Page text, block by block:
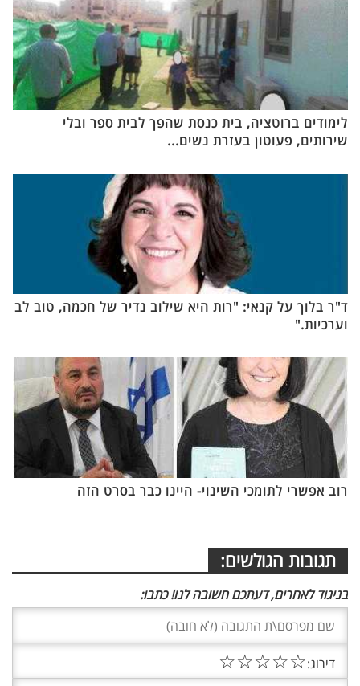
לימודים ברוטציה, בית כנסת שהפך לבית ספר ובלי
שירותים, פעוטון בעזרת נשים...
ד"ר בלוך על קנאי: "רות היא שילוב נדיר של חכמה, טוב לב
וערכיות."
רוב אפשרי לתומכי השינוי- היינו כבר בסרט הזה
תגובות הגולשים:
בניגוד לאחרים, דעתכם חשובה לנו! כתבו:
דירוג:☆
☆
☆
☆
☆